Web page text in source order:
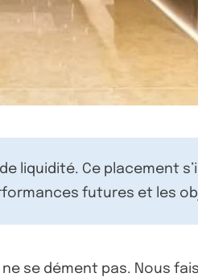
liquidité. Ce placement
futures et les
se dément pas. Nous